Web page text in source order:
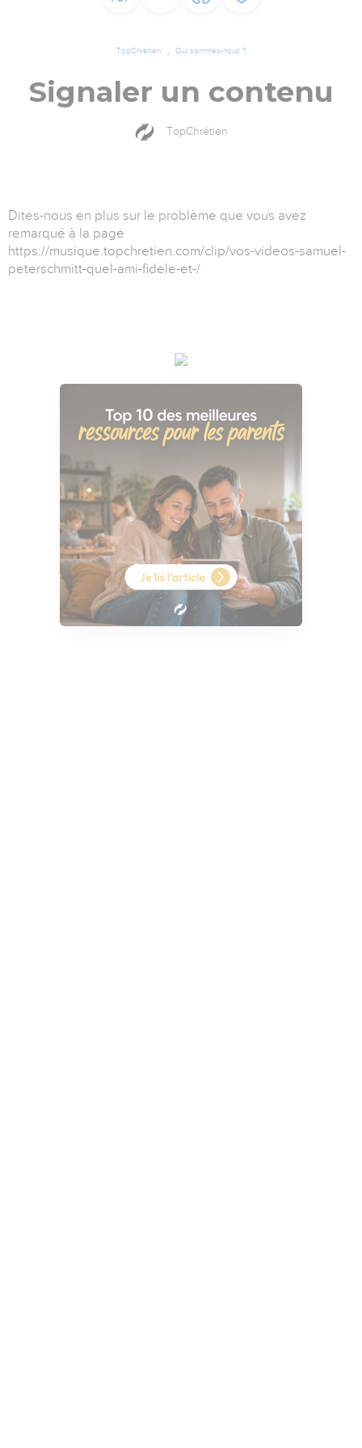
TopChrétien Qui sommes-nous ?
Signaler un contenu
TopChrétien
Dites-nous en plus sur le problème que vous avez
remarqué à la page
https://musique.topchretien.com/clip/vos-videos-samuel-
peterschmitt-quel-ami-fidele-et-/